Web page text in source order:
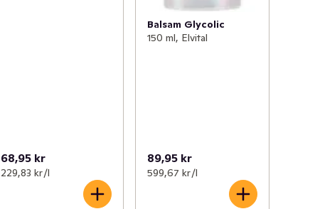
68,95 kr
229,83 kr /l
Balsam Glycolic
150 ml, Elvital
89,95 kr
599,67 kr /l